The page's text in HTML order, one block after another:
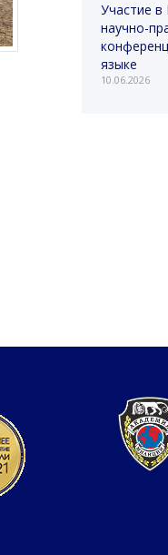
Участие в
научно-
языке
10.06.2026